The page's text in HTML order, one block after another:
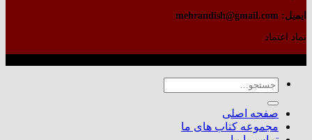
ایمیل: mehrandish@gmail.com
نماد اعتماد
جستجو
برای:
صفحه اصلی
مجموعه کتاب های ما